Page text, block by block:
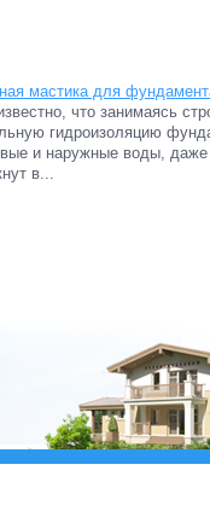
мастика для
что занимаясь
гидроизоляцию
и наружные воды,
в...